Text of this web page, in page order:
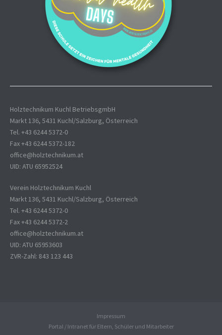
Holztechnikum Kuchl BetriebsgmbH
Markt 136, 5431 Kuchl/Salzburg, Österreich
Tel. +43 6244 5372-0
Fax +43 6244 5372-182
office@holztechnikum.at
UID: ATU 65952524
Verein Holztechnikum Kuchl
Markt 136, 5431 Kuchl/Salzburg, Österreich
Tel. +43 6244 5372-0
Fax +43 6244 5372-2
office@holztechnikum.at
UID: ATU 65953603
ZVR-Zahl: 843 123 443
Impressum
Portal / Intranet für Eltern, Schüler und Mitarbeiter